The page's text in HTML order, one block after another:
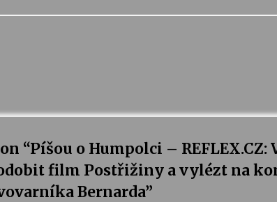
“Píšou o Humpolci – REFLEX.CZ:
film Postřižiny a vylézt na
Bernarda”